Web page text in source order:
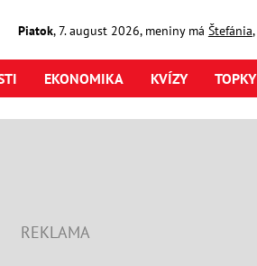
Piatok,7. august2026, meniny má Štefánia
EKONOMIKA KVÍZY